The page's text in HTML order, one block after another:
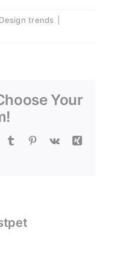
Design trends
için
Your
Tumblr Pinterest
Vk
Xing